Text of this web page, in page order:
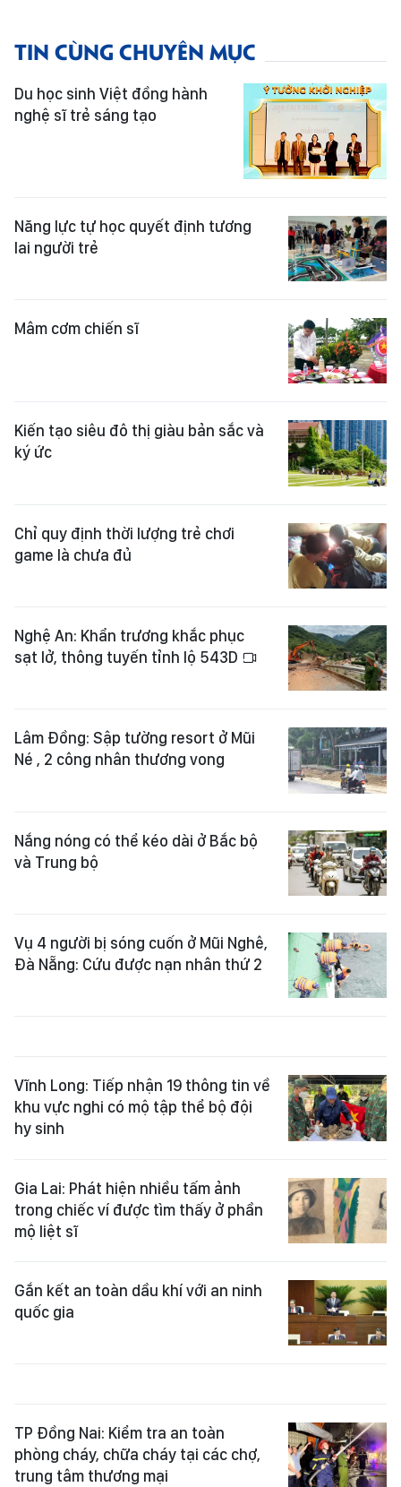
TIN CÙNG CHUYÊN MỤC
Du học sinh Việt đồng hành
nghệ sĩ trẻ sáng tạo
Năng lực tự học quyết định tương
lai người trẻ
Mâm cơm chiến sĩ
Kiến tạo siêu đô thị giàu bản sắc và
ký ức
Chỉ quy định thời lượng trẻ chơi
game là chưa đủ
Nghệ An: Khẩn trương khắc phục
sạt lở, thông tuyến tỉnh lộ 543D
Lâm Đồng: Sập tường resort ở Mũi
Né , 2 công nhân thương vong
Nắng nóng có thể kéo dài ở Bắc bộ
và Trung bộ
Vụ 4 người bị sóng cuốn ở Mũi Nghê,
Đà Nẵng: Cứu được nạn nhân thứ 2
Vĩnh Long: Tiếp nhận 19 thông tin về
khu vực nghi có mộ tập thể bộ đội
hy sinh
Gia Lai: Phát hiện nhiều tấm ảnh
trong chiếc ví được tìm thấy ở phần
mộ liệt sĩ
Gắn kết an toàn dầu khí với an ninh
quốc gia
TP Đồng Nai: Kiểm tra an toàn
phòng cháy, chữa cháy tại các chợ,
trung tâm thương mại